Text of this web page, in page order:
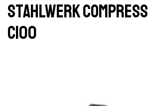
Stahlwerk
C100